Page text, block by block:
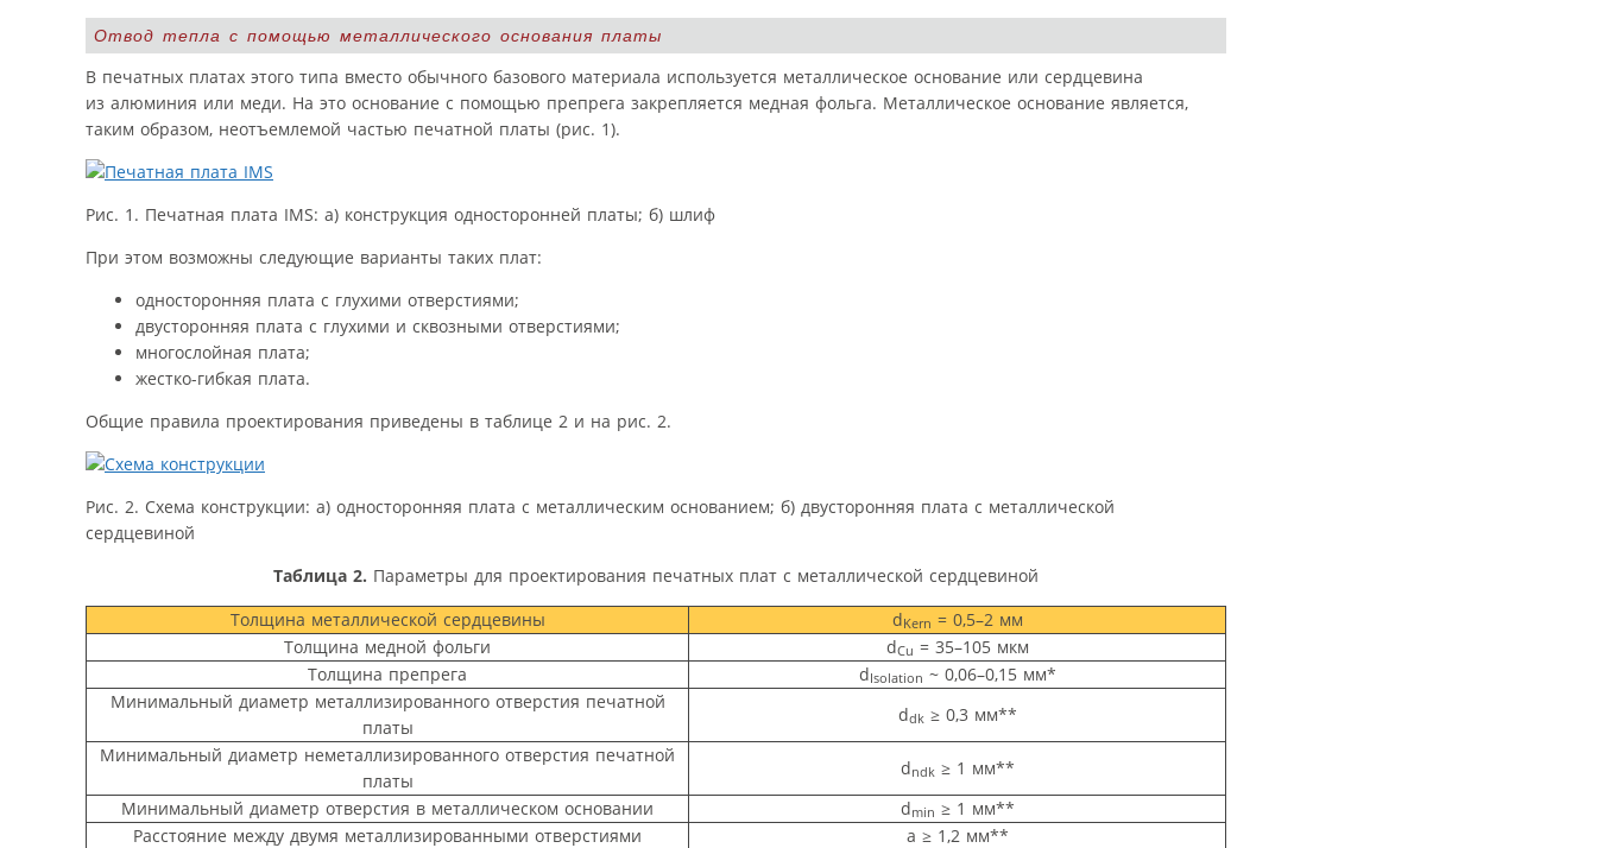
Отвод тепла с помощью металлического основания платы
В печатных платах этого типа вместо обычного базового материала используется металлическое основание или сердцевина
из алюминия или меди. На это основание с помощью препрега закрепляется медная фольга. Металлическое основание является,
таким образом, неотъемлемой частью печатной платы (рис. 1).
Рис. 1. Печатная плата IMS: a) конструкция односторонней платы; б) шлиф
При этом возможны следующие варианты таких плат:
односторонняя плата с глухими отверстиями;
двусторонняя плата с глухими и сквозными отверстиями;
многослойная плата;
жестко-гибкая плата.
Общие правила проектирования приведены в таблице 2 и на рис. 2.
Рис. 2. Схема конструкции: а) односторонняя плата с металлическим основанием; б) двусторонняя плата с металлической
сердцевиной
Таблица 2. Параметры для проектирования печатных плат с металлической сердцевиной
Толщина металлической сердцевины
dKern = 0,5–2 мм
Толщина медной фольги
dCu = 35–105 мкм
Толщина препрега
dIsolation ~ 0,06–0,15 мм*
Минимальный диаметр металлизированного отверстия печатной
платы
ddk ≥ 0,3 мм**
Минимальный диаметр неметаллизированного отверстия печатной
платы
dndk ≥ 1 мм**
Минимальный диаметр отверстия в металлическом основании
dmin ≥ 1 мм**
Расстояние между двумя металлизированными отверстиями
a ≥ 1,2 мм**